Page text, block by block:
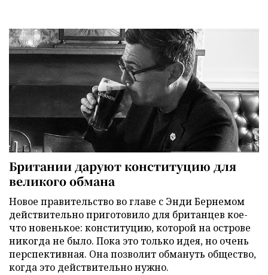
Британии даруют конституцию для
великого обмана
Новое правительство во главе с Энди Бернемом
действительно приготовило для британцев кое-
что новенькое: конституцию, которой на острове
никогда не было. Пока это только идея, но очень
перспективная. Она позволит обмануть общество,
когда это действительно нужно.